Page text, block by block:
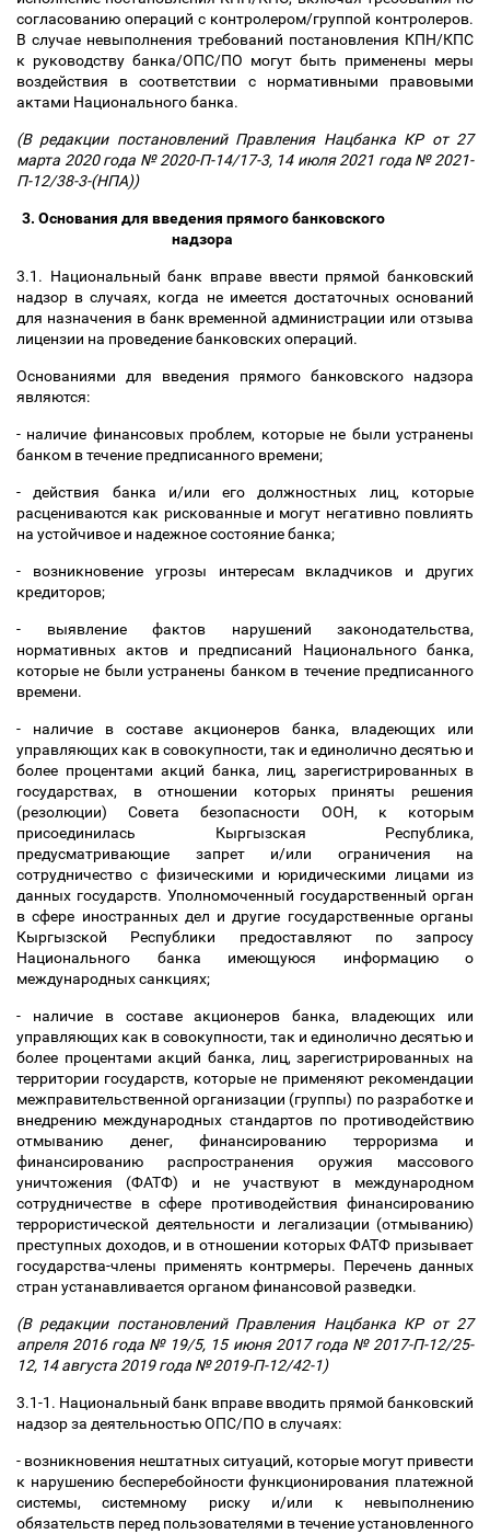
согласованию операций с контролером/группой контролеров.
В случае невыполнения требований постановления КПН/КПС
к руководству банка/ОПС/ПО могут быть применены меры
воздействия в соответствии с нормативными правовыми
актами Национального банка.
(В редакции постановлений Правления Нацбанка КР от 27
марта 2020 года № 2020-П-14/17-3, 14 июля 2021 года № 2021-
П-12/38-3-(НПА))
3. Основания для введения прямого банковского
надзора
3.1. Национальный банк вправе ввести прямой банковский
надзор в случаях, когда не имеется достаточных оснований
для назначения в банк временной администрации или отзыва
лицензии на проведение банковских операций.
Основаниями для введения прямого банковского надзора
являются:
- наличие финансовых проблем, которые не были устранены
банком в течение предписанного времени;
- действия банка и/или его должностных лиц, которые
расцениваются как рискованные и могут негативно повлиять
на устойчивое и надежное состояние банка;
- возникновение угрозы интересам вкладчиков и других
кредиторов;
- выявление фактов нарушений законодательства,
нормативных актов и предписаний Национального банка,
которые не были устранены банком в течение предписанного
времени.
- наличие в составе акционеров банка, владеющих или
управляющих как в совокупности, так и единолично десятью и
более процентами акций банка, лиц, зарегистрированных в
государствах, в отношении которых приняты решения
(резолюции) Совета безопасности ООН, к которым
присоединилась Кыргызская Республика,
предусматривающие запрет и/или ограничения на
сотрудничество с физическими и юридическими лицами из
данных государств. Уполномоченный государственный орган
в сфере иностранных дел и другие государственные органы
Кыргызской Республики предоставляют по запросу
Национального банка имеющуюся информацию о
международных санкциях;
- наличие в составе акционеров банка, владеющих или
управляющих как в совокупности, так и единолично десятью и
более процентами акций банка, лиц, зарегистрированных на
территории государств, которые не применяют рекомендации
межправительственной организации (группы) по разработке и
внедрению международных стандартов по противодействию
отмыванию денег, финансированию терроризма и
финансированию распространения оружия массового
уничтожения (ФАТФ) и не участвуют в международном
сотрудничестве в сфере противодействия финансированию
террористической деятельности и легализации (отмыванию)
преступных доходов, и в отношении которых ФАТФ призывает
государства-члены применять контрмеры. Перечень данных
стран устанавливается органом финансовой разведки.
(В редакции постановлений Правления Нацбанка КР от 27
апреля 2016 года № 19/5, 15 июня 2017 года № 2017-П-12/25-
12, 14 августа 2019 года № 2019-П-12/42-1)
3.1-1. Национальный банк вправе вводить прямой банковский
надзор за деятельностью ОПС/ПО в случаях:
- возникновения нештатных ситуаций, которые могут привести
к нарушению бесперебойности функционирования платежной
системы, системному риску и/или к невыполнению
обязательств перед пользователями в течение установленного